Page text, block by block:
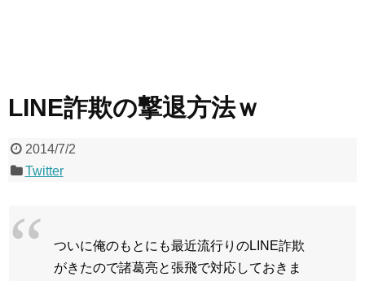
LINE詐欺の撃退方法ｗ
2014/7/2
Twitter
ついに俺のもとにも最近流行りのLINE詐欺
がきたので諸葛亮と張飛で対応しておきま